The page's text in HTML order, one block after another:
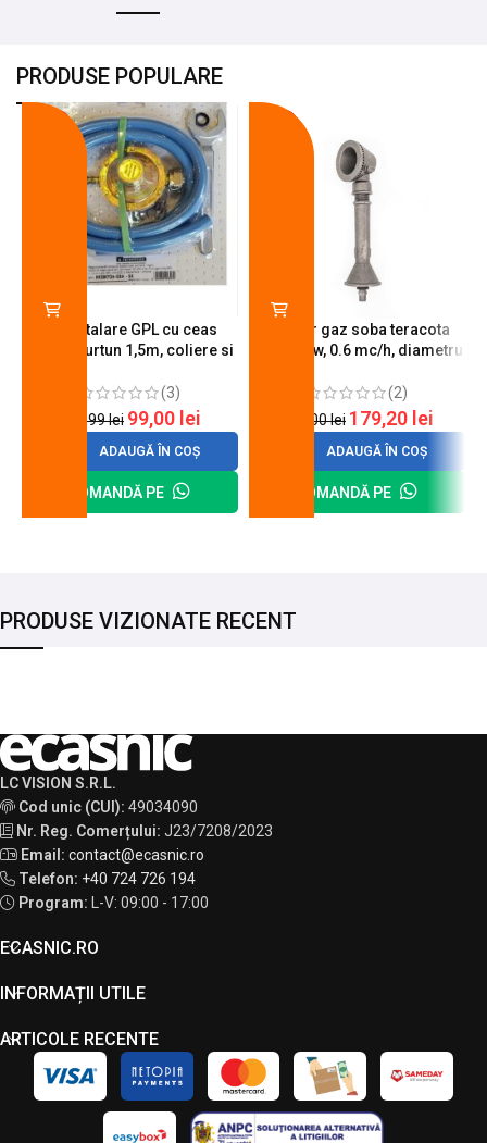
PRODUSE POPULARE
Kit instalare GPL cu ceas
butelie, furtun 1,5m, coliere si
(3)
120,99lei 99,00 lei
ADAUGĂ ÎN COȘ
COMANDĂ PE
Arzator gaz soba teracota
A600, 6 kw, 0.6 mc/h, diametru
(2)
200,00lei 179,20 lei
ADAUGĂ ÎN COȘ
COMANDĂ PE
PRODUSE VIZIONATE RECENT
LC VISION S.R.L.
Cod unic (CUI): 49034090
Nr. Reg. Comerțului: J23/7208/2023
Email: contact@ecasnic.ro
Telefon: +40 724 726 194
Program:
L-V: 09:00 - 17:00
ECASNIC.RO
INFORMAȚII UTILE
ARTICOLE RECENTE